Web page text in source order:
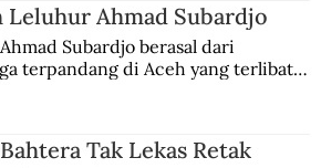
Leluhur Ahmad Subardjo
Subardjo berasal dari
terpandang di Aceh yang terlibat
Tak Lekas Retak